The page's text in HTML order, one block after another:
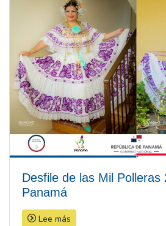
Desfile de las Mil Polleras
Panamá
Lee más